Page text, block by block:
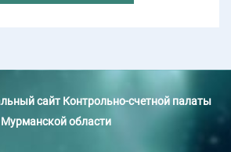
сайт Контрольно-счетной палаты
Мурманской области